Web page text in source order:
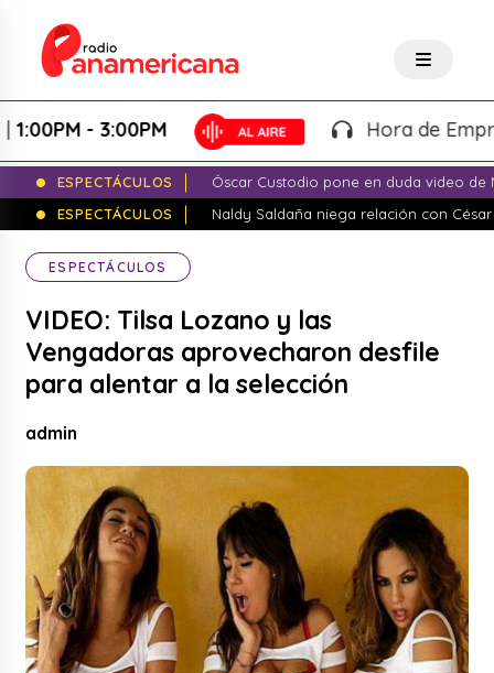
- 3:00PM Hora de
ESPECTÁCULOS
Óscar Custodio pone en duda video de
ESPECTÁCULOS
Naldy Saldaña niega relación con
ESPECTÁCULOS
VIDEO: Tilsa Lozano y las
Vengadoras aprovecharon desfile
para alentar a la selección
admin